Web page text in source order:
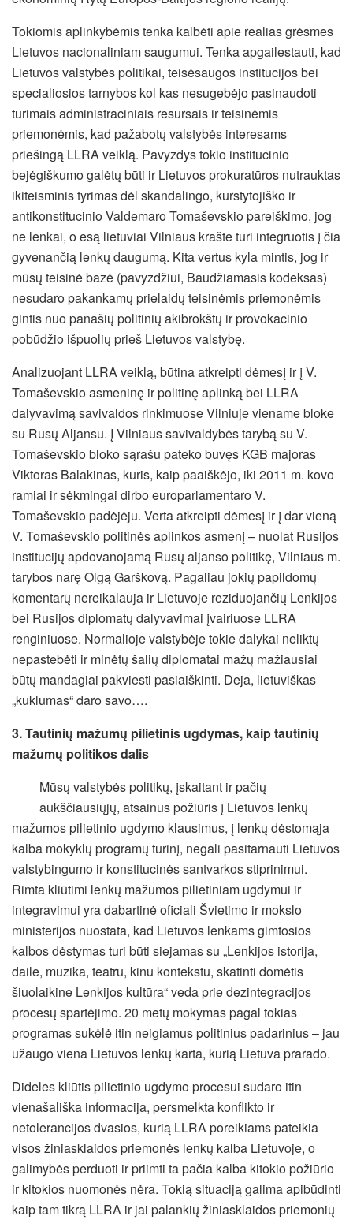
Tokiomis aplinkybėmis tenka kalbėti apie realias grėsmes
Lietuvos nacionaliniam saugumui. Tenka apgailestauti, kad
Lietuvos valstybės politikai, teisėsaugos institucijos bei
specialiosios tarnybos kol kas nesugebėjo pasinaudoti
turimais administraciniais resursais ir teisinėmis
priemonėmis, kad pažabotų valstybės interesams
priešingą LLRA veiklą. Pavyzdys tokio institucinio
bejėgiškumo galėtų būti ir Lietuvos prokuratūros nutrauktas
ikiteisminis tyrimas dėl skandalingo, kurstytojiško ir
antikonstitucinio Valdemaro Tomaševskio pareiškimo, jog
ne lenkai, o esą lietuviai Vilniaus krašte turi integruotis į čia
gyvenančią lenkų daugumą. Kita vertus kyla mintis, jog ir
mūsų teisinė bazė (pavyzdžiui, Baudžiamasis kodeksas)
nesudaro pakankamų prielaidų teisinėmis priemonėmis
gintis nuo panašių politinių akibrokštų ir provokacinio
pobūdžio išpuolių prieš Lietuvos valstybę.
Analizuojant LLRA veiklą, būtina atkreipti dėmesį ir į V.
Tomaševskio asmeninę ir politinę aplinką bei LLRA
dalyvavimą savivaldos rinkimuose Vilniuje viename bloke
su Rusų Aljansu. Į Vilniaus savivaldybės tarybą su V.
Tomaševskio bloko sąrašu pateko buvęs KGB majoras
Viktoras Balakinas, kuris, kaip paaiškėjo, iki 2011 m. kovo
ramiai ir sėkmingai dirbo europarlamentaro V.
Tomaševskio padėjėju. Verta atkreipti dėmesį ir į dar vieną
V. Tomaševskio politinės aplinkos asmenį – nuolat Rusijos
institucijų apdovanojamą Rusų aljanso politikę, Vilniaus m.
tarybos narę Olgą Garškovą. Pagaliau jokių papildomų
komentarų nereikalauja ir Lietuvoje reziduojančių Lenkijos
bei Rusijos diplomatų dalyvavimai įvairiuose LLRA
renginiuose. Normalioje valstybėje tokie dalykai neliktų
nepastebėti ir minėtų šalių diplomatai mažų mažiausiai
būtų mandagiai pakviesti pasiaiškinti. Deja, lietuviškas
„kuklumas“ daro savo….
3. Tautinių mažumų pilietinis ugdymas, kaip tautinių
mažumų politikos dalis
Mūsų valstybės politikų, įskaitant ir pačių
aukščiausiųjų, atsainus požiūris į Lietuvos lenkų
mažumos pilietinio ugdymo klausimus, į lenkų dėstomąja
kalba mokyklų programų turinį, negali pasitarnauti Lietuvos
valstybingumo ir konstitucinės santvarkos stiprinimui.
Rimta kliūtimi lenkų mažumos pilietiniam ugdymui ir
integravimui yra dabartinė oficiali Švietimo ir mokslo
ministerijos nuostata, kad Lietuvos lenkams gimtosios
kalbos dėstymas turi būti siejamas su „Lenkijos istorija,
daile, muzika, teatru, kinu kontekstu, skatinti domėtis
šiuolaikine Lenkijos kultūra“ veda prie dezintegracijos
procesų spartėjimo. 20 metų mokymas pagal tokias
programas sukėlė itin neigiamus politinius padarinius – jau
užaugo viena Lietuvos lenkų karta, kurią Lietuva prarado.
Dideles kliūtis pilietinio ugdymo procesui sudaro itin
vienašališka informacija, persmelkta konflikto ir
netolerancijos dvasios, kurią LLRA poreikiams pateikia
visos žiniasklaidos priemonės lenkų kalba Lietuvoje, o
galimybės perduoti ir priimti ta pačia kalba kitokio požiūrio
ir kitokios nuomonės nėra. Tokią situaciją galima apibūdinti
kaip tam tikrą LLRA ir jai palankių žiniasklaidos priemonių